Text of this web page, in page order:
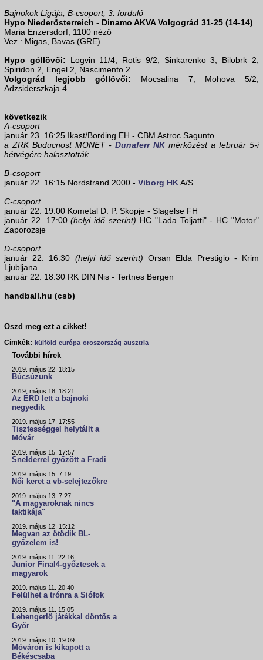
Bajnokok Ligája, B-csoport, 3. forduló
Hypo Niederösterreich - Dinamo AKVA Volgográd 31-25 (14-14)
Maria Enzersdorf, 1100 néző
Vez.: Migas, Bavas (GRE)
Hypo góllövői: Logvin 11/4, Rotis 9/2, Sinkarenko 3, Bilobrk 2,
Spiridon 2, Engel 2, Nascimento 2
Volgográd legjobb góllövői: Mocsalina 7, Mohova 5/2,
Adzsiderszkaja 4
következik
A-csoport
január 23. 16:25 Ikast/Bording EH - CBM Astroc Sagunto
a ZRK Buducnost MONET - Dunaferr NKmérkőzést a február 5-i
hétvégére halasztották
B-csoport
január 22. 16:15 Nordstrand 2000 - Viborg HKA/S
C-csoport
január 22. 19:00 Kometal D. P. Skopje - Slagelse FH
január 22. 17:00(helyi idő szerint) HC "Lada Toljatti" - HC "Motor"
Zaporozsje
D-csoport
január 22. 16:30 (helyi idő szerint) Orsan Elda Prestigio - Krim
Ljubljana
január 22. 18:30 RK DIN Nis - Tertnes Bergen
handball.hu (csb)
Oszd meg ezt a cikket!
Címkék: külföld európa oroszország ausztria
További hírek
2019. május 22. 18:15
Búcsúzunk
2019. május 18. 18:21
Az ÉRD lett a bajnoki
negyedik
2019. május 17. 17:55
Tisztességgel helytállt a
Móvár
2019. május 15. 17:57
Snelderrel győzött a Fradi
2019. május 15. 7:19
Női keret a vb-selejtezőkre
2019. május 13. 7:27
"A magyaroknak nincs
taktikája"
2019. május 12. 15:12
Megvan az ötödik BL-
győzelem is!
2019. május 11. 22:16
Junior Final4-győztesek a
magyarok
2019. május 11. 20:40
Felülhet a trónra a Siófok
2019. május 11. 15:05
Lehengerlő játékkal döntős a
Győr
2019. május 10. 19:09
Móváron is kikapott a
Békéscsaba